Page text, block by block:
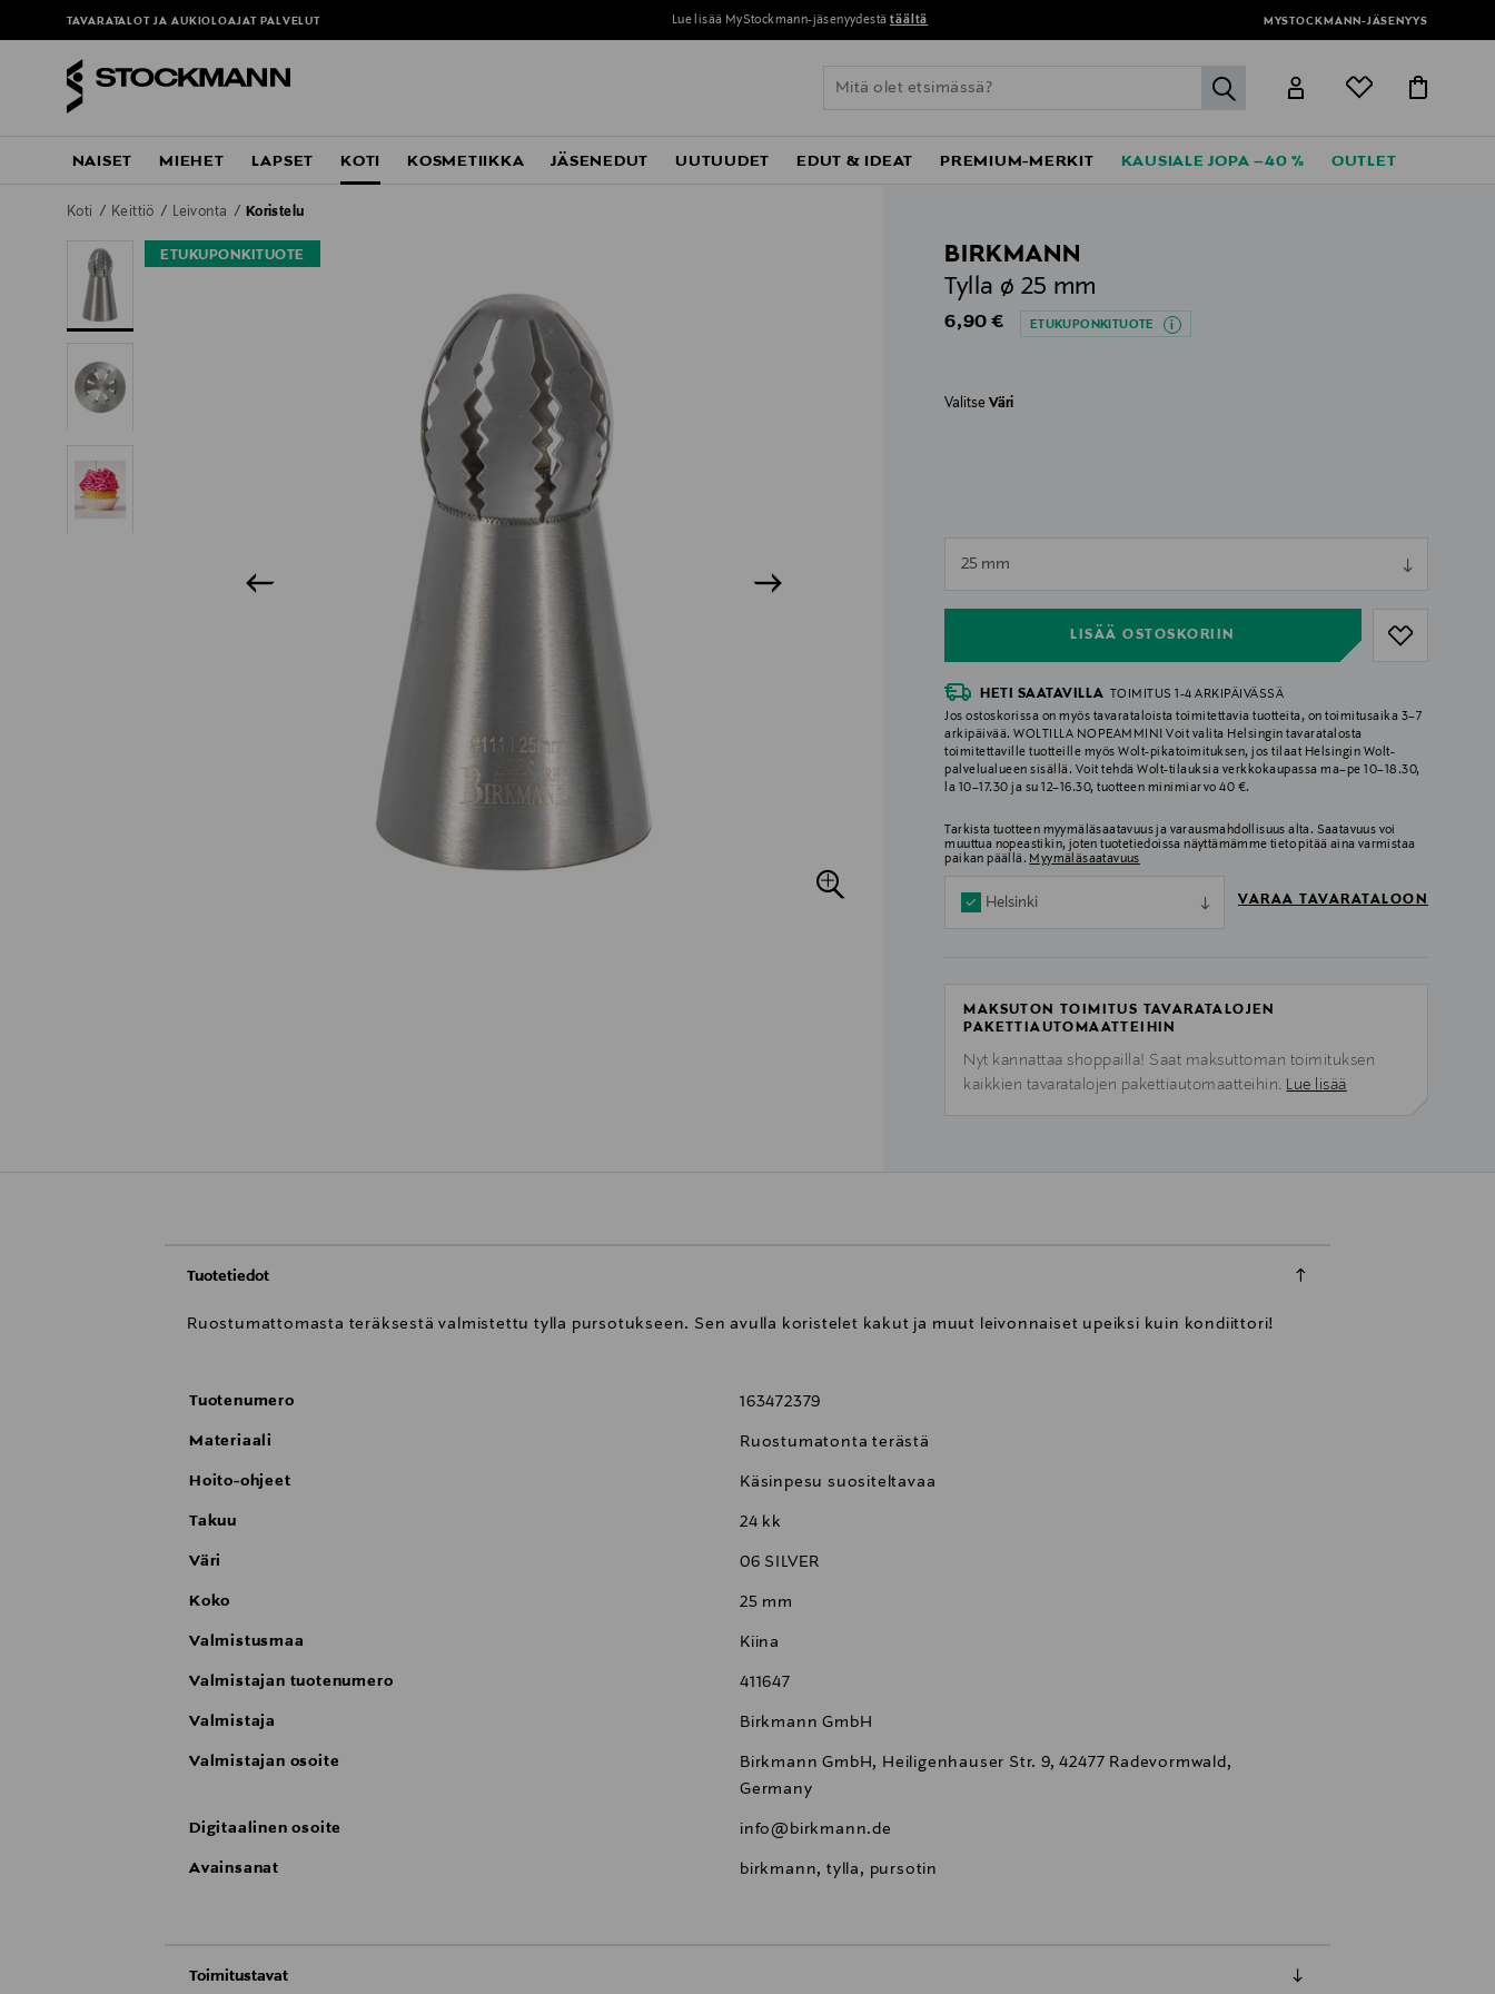
TAVARATALOT JA AUKIOLOAJAT PALVELUT Lue lisää MyStockmann-jäsenyydestä täältä MYSTOCKMANN-JÄSENYYS
label.header.go
NAISET MIEHET LAPSET KOTI KOSMETIIKKA JÄSENEDUT UUTUUDET EDUT & IDEAT PREMIUM-MERKIT KAUSIALE JOPA –40 % OUTLET
Koti Keittiö Leivonta Koristelu
ETUKUPONKITUOTE
BIRKMANN
Tylla ø 25 mm
Original Price
6,90 € ETUKUPONKITUOTE
ValitseVäri
25 mm
LISÄÄ OSTOSKORIIN
HETI SAATAVILLA
TOIMITUS 1-4 ARKIPÄIVÄSSÄ
Jos ostoskorissa on myös tavarataloista toimitettavia tuotteita, on toimitusaika 3–7
arkipäivää. WOLTILLA NOPEAMMIN! Voit valita Helsingin tavaratalosta
toimitettaville tuotteille myös Wolt-pikatoimituksen, jos tilaat Helsingin Wolt-
palvelualueen sisällä. Voit tehdä Wolt-tilauksia verkkokaupassa ma–pe 10–18.30,
la 10–17.30 ja su 12–16.30, tuotteen minimiarvo 40 €.
Tarkista tuotteen myymäläsaatavuus ja varausmahdollisuus alta. Saatavuus voi
muuttua nopeastikin, joten tuotetiedoissa näyttämämme tieto pitää aina varmistaa
paikan päällä. Myymäläsaatavuus
Helsinki VARAA TAVARATALOON
MAKSUTON TOIMITUS TAVARATALOJEN
PAKETTIAUTOMAATTEIHIN
Nyt kannattaa shoppailla! Saat maksuttoman toimituksen
kaikkien tavaratalojen pakettiautomaatteihin. Lue lisää
Tuotetiedot
Ruostumattomasta teräksestä valmistettu tylla pursotukseen. Sen avulla koristelet kakut ja muut leivonnaiset upeiksi kuin kondiittori!
Tuotenumero 163472379
Materiaali Ruostumatonta terästä
Hoito-ohjeet Käsinpesu suositeltavaa
Takuu 24 kk
Väri 06 SILVER
Koko 25 mm
Valmistusmaa Kiina
Valmistajan tuotenumero 411647
Valmistaja Birkmann GmbH
Valmistajan osoite
Birkmann GmbH, Heiligenhauser Str. 9, 42477 Radevormwald,
Germany
Digitaalinen osoite info@birkmann.de
Avainsanat birkmann, tylla, pursotin
Toimitustavat